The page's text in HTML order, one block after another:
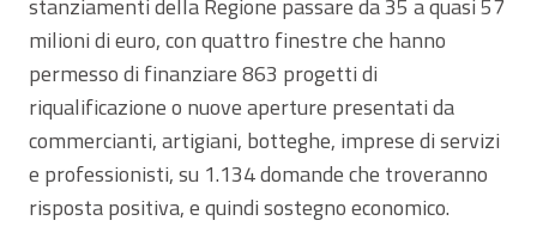
milioni di euro, con quattro finestre che hanno
permesso di finanziare 863 progetti di
riqualificazione o nuove aperture presentati da
commercianti, artigiani, botteghe, imprese di servizi
e professionisti, su 1.134 domande che troveranno
risposta positiva, e quindi sostegno economico.